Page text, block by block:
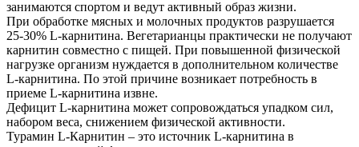
занимаются спортом и ведут активный образ жизни.
При обработке мясных и молочных продуктов разрушается
25-30% L-карнитина. Вегетарианцы практически не получают
карнитин совместно с пищей. При повышенной физической
нагрузке организм нуждается в дополнительном количестве
L-карнитина. По этой причине возникает потребность в
приеме L-карнитина извне.
Дефицит L-карнитина может сопровождаться упадком сил,
набором веса, снижением физической активности.
Турамин L-Карнитин – это источник L-карнитина в